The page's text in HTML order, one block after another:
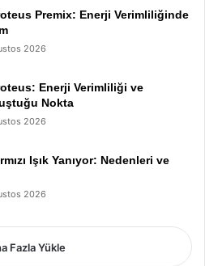
Premix: Enerji Verimliliğinde
2026
Enerji Verimliliği ve
Nokta
2026
Işık Yanıyor: Nedenleri ve
2026
Fazla Yükle